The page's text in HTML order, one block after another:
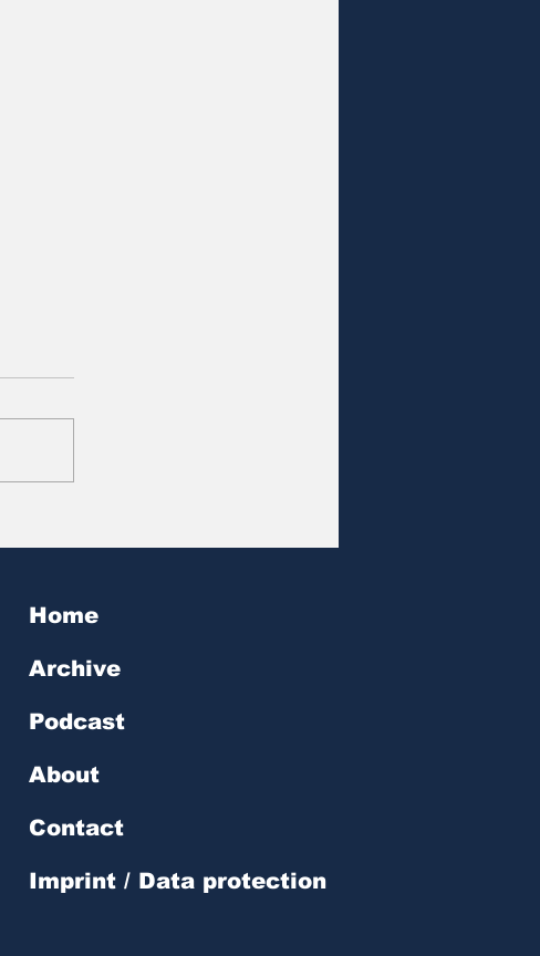
Home
Archive
Podcast
About
Contact
Imprint / Data protection